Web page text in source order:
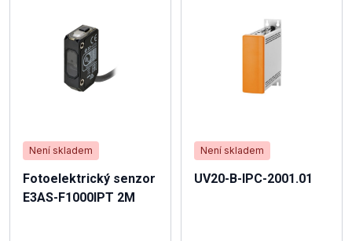
Není skladem
Fotoelektrický senzor
E3AS-F1000IPT 2M
Není skladem
UV20-B-IPC-2001.01